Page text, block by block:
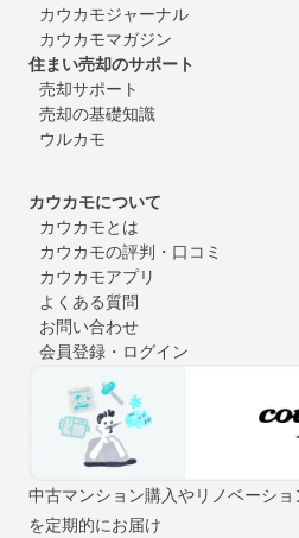
カウカモジャーナル
カウカモマガジン
住まい売却のサポート
売却サポート
売却の基礎知識
ウルカモ
カウカモについて
カウカモとは
カウカモの評判・口コミ
カウカモアプリ
よくある質問
お問い合わせ
会員登録・ログイン
中古マンション購入やリノベーシ
を定期的にお届け